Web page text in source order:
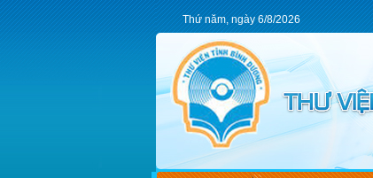
Thứ năm, ngày 6/8/2026